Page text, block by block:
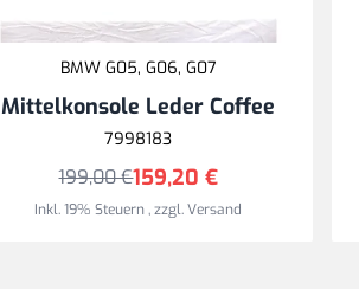
BMW G05, G06, G07
Mittelkonsole Leder Coffee
7998183
159,20 €
199,00 €
Inkl. 19% Steuern,zzgl.Versand